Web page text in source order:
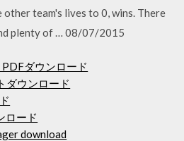
team's lives to 0, wins. There
plenty of … 08/07/2015
ダウンロード
ダウンロード
ロード
download